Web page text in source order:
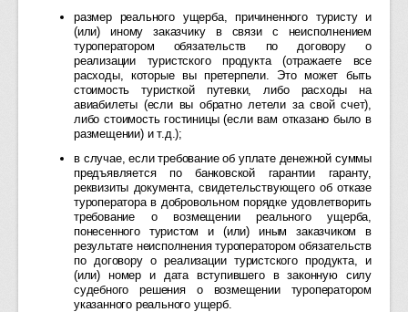
размер реального ущерба, причиненного туристу и
(или) иному заказчику в связи с неисполнением
туроператором обязательств по договору о
реализации туристского продукта (отражаете все
расходы, которые вы претерпели. Это может быть
стоимость туристкой путевки, либо расходы на
авиабилеты (если вы обратно летели за свой счет),
либо стоимость гостиницы (если вам отказано было в
размещении) и т.д.);
в случае, если требование об уплате денежной суммы
предъявляется по банковской гарантии гаранту,
реквизиты документа, свидетельствующего об отказе
туроператора в добровольном порядке удовлетворить
требование о возмещении реального ущерба,
понесенного туристом и (или) иным заказчиком в
результате неисполнения туроператором обязательств
по договору о реализации туристского продукта, и
(или) номер и дата вступившего в законную силу
судебного решения о возмещении туроператором
указанного реального ущерб.